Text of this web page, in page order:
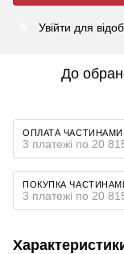
Увійти для
До
ОПЛАТА ЧАСТИНАМИ
3 платежі по 20
ПОКУПКА
3 платежі по 20